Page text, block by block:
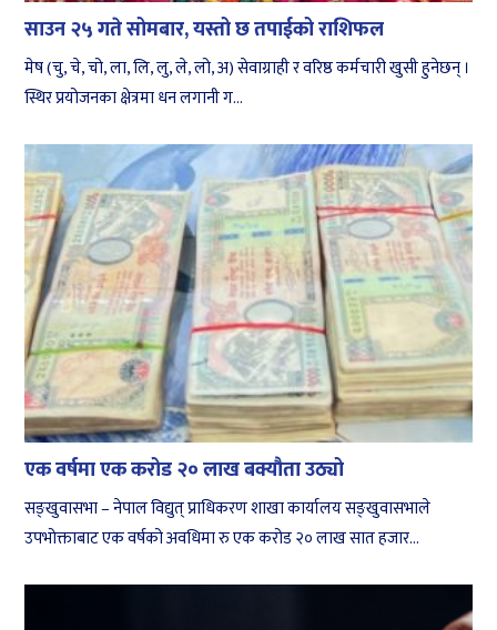
साउन २५ गते सोमबार, यस्तो छ तपाईको राशिफल
मेष (चु, चे, चो, ला, लि, लु, ले, लो, अ) सेवाग्राही र वरिष्ठ कर्मचारी खुसी हुनेछन् ।
स्थिर प्रयोजनका क्षेत्रमा धन लगानी ग...
एक वर्षमा एक करोड २० लाख बक्यौता उठ्यो
सङ्खुवासभा – नेपाल विद्युत् प्राधिकरण शाखा कार्यालय सङ्खुवासभाले
उपभोक्ताबाट एक वर्षको अवधिमा रु एक करोड २० लाख सात हजार...